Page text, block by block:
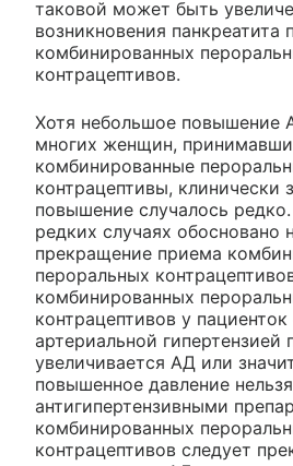
таковой может быть
возникновения панкреатита
комбинированных
контрацептивов.
Хотя небольшое повышение
многих женщин,
комбинированные
контрацептивы, клинически
повышение случалось
редких случаях обосновано
прекращение приема
пероральных
комбинированных
контрацептивов у
артериальной гипертензией
увеличивается АД или
повышенное давление
антигипертензивными
комбинированных
контрацептивов следует